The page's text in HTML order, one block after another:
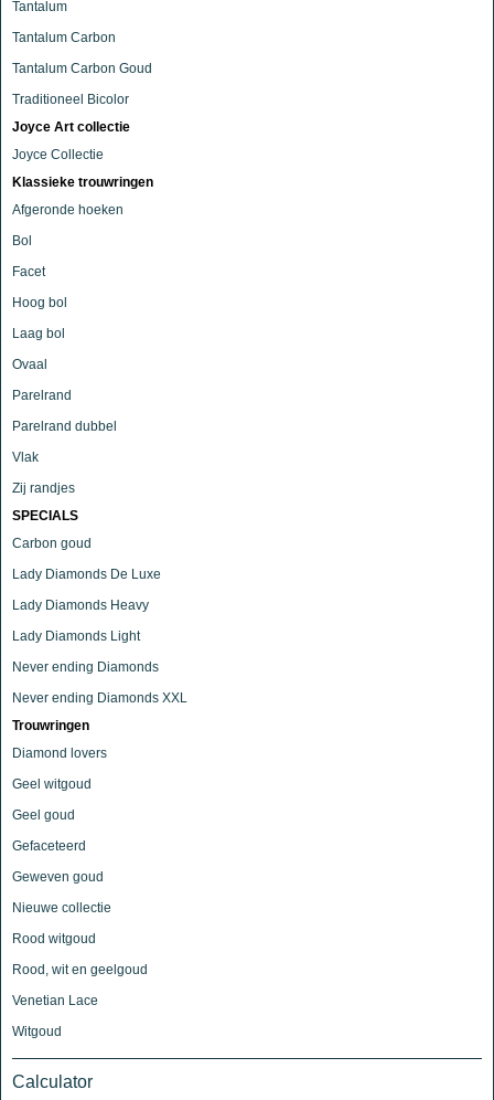
Tantalum
Tantalum Carbon
Tantalum Carbon Goud
Traditioneel Bicolor
Joyce Art collectie
Joyce Collectie
Klassieke trouwringen
Afgeronde hoeken
Bol
Facet
Hoog bol
Laag bol
Ovaal
Parelrand
Parelrand dubbel
Vlak
Zij randjes
SPECIALS
Carbon goud
Lady Diamonds De Luxe
Lady Diamonds Heavy
Lady Diamonds Light
Never ending Diamonds
Never ending Diamonds XXL
Trouwringen
Diamond lovers
Geel witgoud
Geel goud
Gefaceteerd
Geweven goud
Nieuwe collectie
Rood witgoud
Rood, wit en geelgoud
Venetian Lace
Witgoud
Calculator